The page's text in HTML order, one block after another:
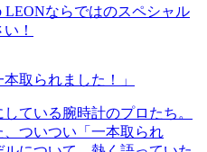
LEONならではのスペシャル
！
取られました！」
ている腕時計のプロたち。
ついつい「一本取られ